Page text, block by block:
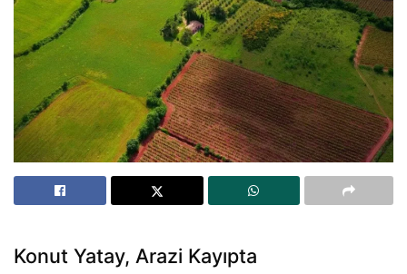
Konut Yatay, Arazi Kayıpta